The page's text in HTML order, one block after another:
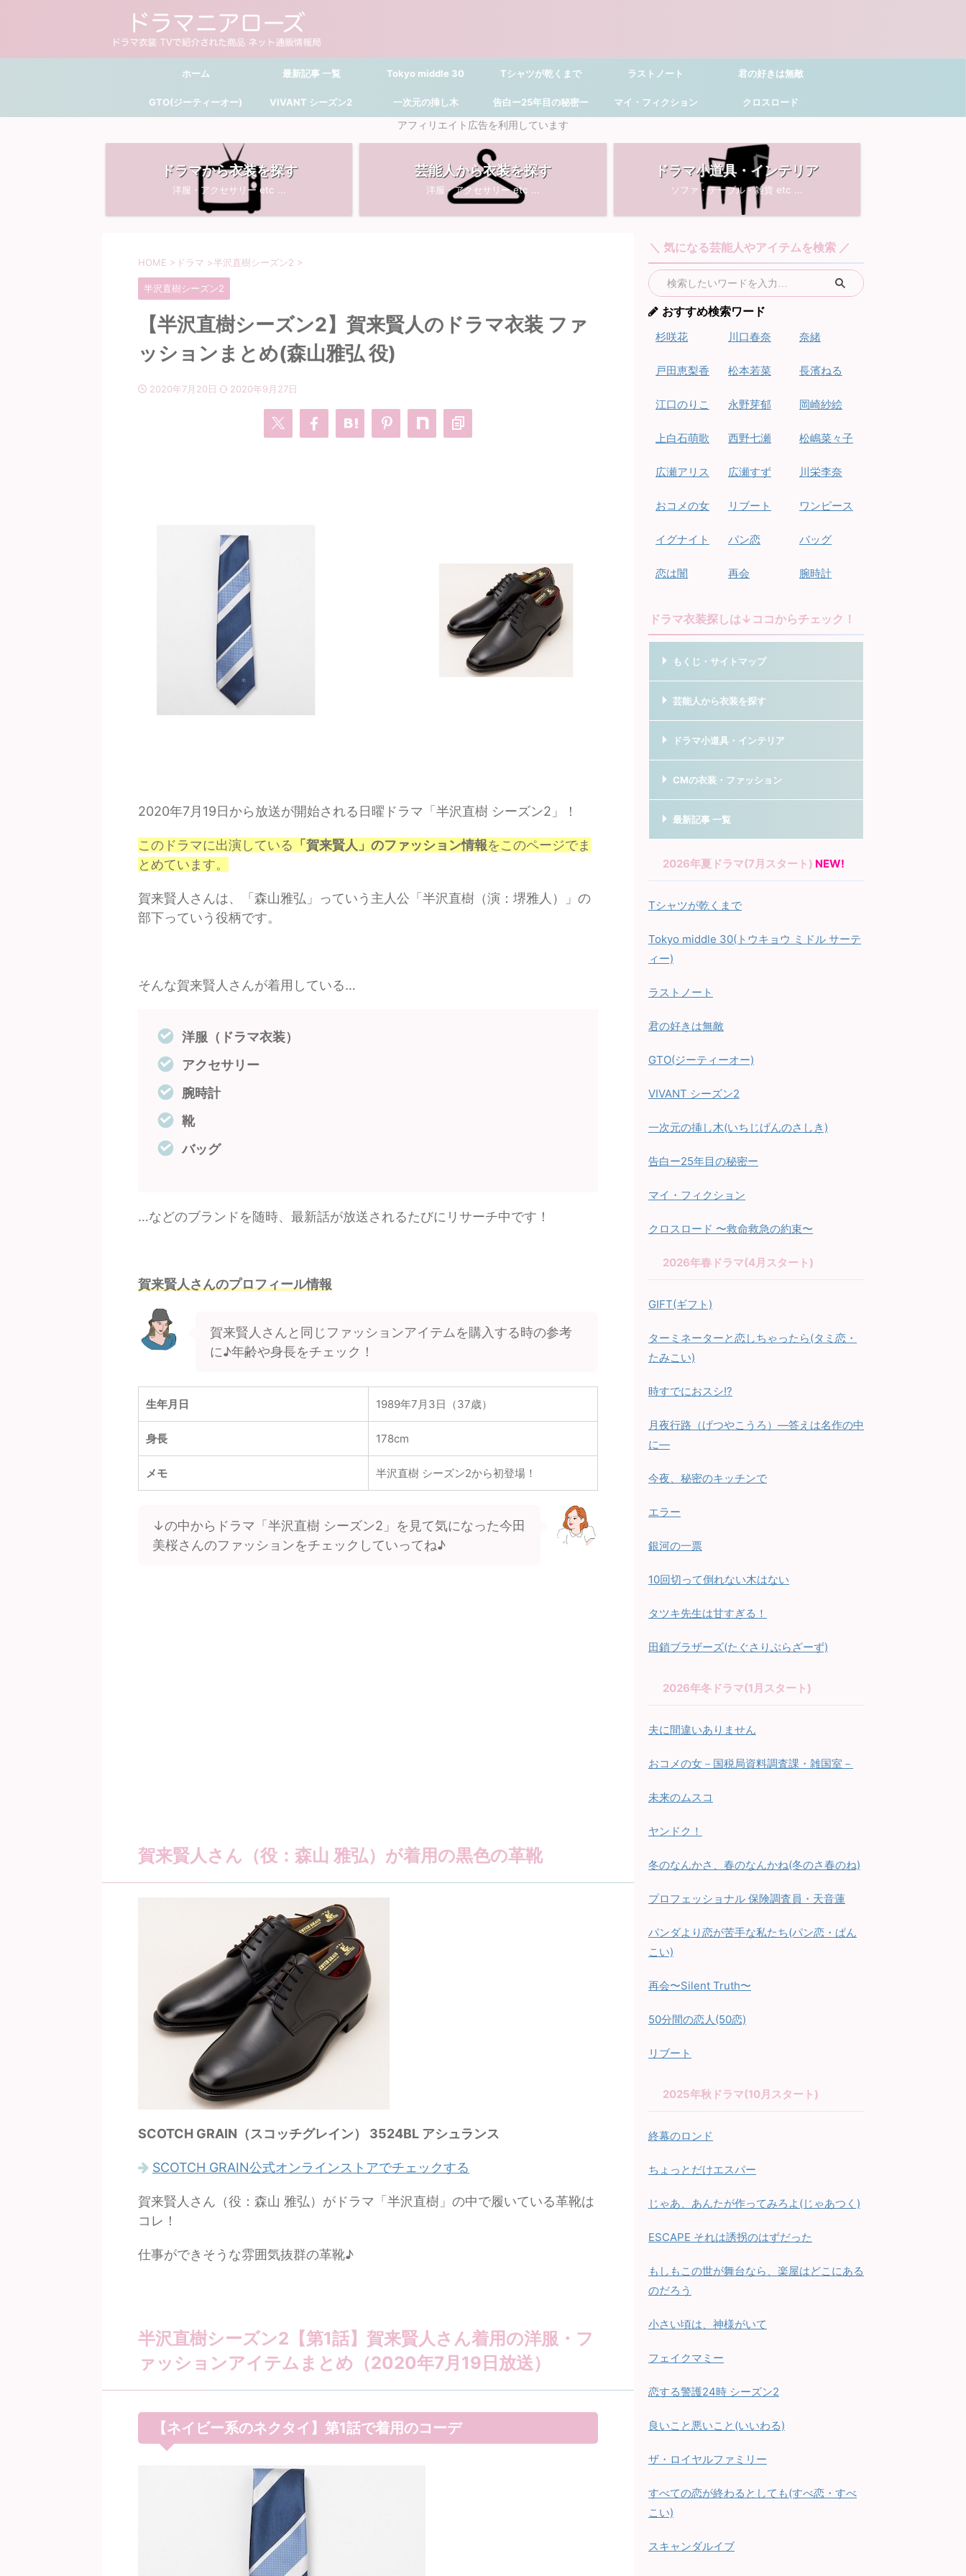
ホーム 最新記事 一覧 Tokyo middle 30 Tシャツが乾くまで ラストノート 君の好きは無敵
GTO(ジーティーオー) VIVANT シーズン2 一次元の挿し木 告白ー25年目の秘密ー マイ・フィクション
クロスロード
アフィリエイト広告を利用しています
ドラマから衣装を探す
洋服・アクセサリー etc ...
芸能人から衣装を探す
洋服・アクセサリー etc ...
ドラマ小道具・インテリア
ソファ・テーブル・雑貨 etc ...
HOME > ドラマ >半沢直樹シーズン2 >
半沢直樹シーズン2
【半沢直樹シーズン2】賀来賢人のドラマ衣装 ファ
ッションまとめ(森山雅弘 役)
2020年7月20日 2020年9月27日
2020年7月19日から放送が開始される日曜ドラマ「半沢直樹 シーズン2」！
このドラマに出演している 「賀来賢人」のファッション情報をこのページでま
とめています。
賀来賢人さんは、「森山雅弘」っていう主人公「半沢直樹（演：堺雅人）」の
部下っていう役柄です。
そんな賀来賢人さんが着用している…
洋服（ドラマ衣装）
アクセサリー
腕時計
靴
バッグ
…などのブランドを随時、最新話が放送されるたびにリサーチ中です！
賀来賢人さんのプロフィール情報
賀来賢人さんと同じファッションアイテムを購入する時の参考
に♪年齢や身長をチェック！
生年月日 1989年7月3日（37歳）
身長 178cm
メモ 半沢直樹 シーズン2から初登場！
↓の中からドラマ「半沢直樹 シーズン2」を見て気になった今田
美桜さんのファッションをチェックしていってね♪
賀来賢人さん（役：森山 雅弘）が着用の黒色の革靴
SCOTCH GRAIN（スコッチグレイン） 3524BL アシュランス
SCOTCH GRAIN公式オンラインストアでチェックする
賀来賢人さん（役：森山 雅弘）がドラマ「半沢直樹」の中で履いている革靴は
コレ！
仕事ができそうな雰囲気抜群の革靴♪
半沢直樹シーズン2【第1話】賀来賢人さん着用の洋服・フ
ァッションアイテムまとめ（2020年7月19日放送）
【ネイビー系のネクタイ】第1話で着用のコーデ
＼ 気になる芸能人やアイテムを検索 ／
おすすめ検索ワード
杉咲花
戸田恵梨香
江口のりこ
上白石萌歌
広瀬アリス
おコメの女
イグナイト
恋は闇
川口春奈
松本若菜
永野芽郁
西野七瀬
広瀬すず
リブート
パン恋
再会
奈緒
長濱ねる
岡崎紗絵
松嶋菜々子
川栄李奈
ワンピース
バッグ
腕時計
ドラマ衣装探しは↓ココからチェック！
もくじ・サイトマップ
芸能人から衣装を探す
ドラマ小道具・インテリア
CMの衣装・ファッション
最新記事 一覧
2026年夏ドラマ(7月スタート) NEW!
Tシャツが乾くまで
Tokyo middle 30(トウキョウ ミドル サーテ
ィー)
ラストノート
君の好きは無敵
GTO(ジーティーオー)
VIVANT シーズン2
一次元の挿し木(いちじげんのさしき)
告白ー25年目の秘密ー
マイ・フィクション
クロスロード 〜救命救急の約束〜
2026年春ドラマ(4月スタート)
GIFT(ギフト)
ターミネーターと恋しちゃったら(タミ恋・
たみこい)
時すでにおスシ!?
月夜行路（げつやこうろ）—答えは名作の中
に—
今夜、秘密のキッチンで
エラー
銀河の一票
10回切って倒れない木はない
タツキ先生は甘すぎる！
田鎖ブラザーズ(たぐさりぶらざーず)
2026年冬ドラマ(1月スタート)
夫に間違いありません
おコメの女－国税局資料調査課・雑国室－
未来のムスコ
ヤンドク！
冬のなんかさ、春のなんかね(冬のさ春のね)
プロフェッショナル 保険調査員・天音蓮
パンダより恋が苦手な私たち(パン恋・ぱん
こい)
再会〜Silent Truth〜
50分間の恋人(50恋)
リブート
2025年秋ドラマ(10月スタート)
終幕のロンド
ちょっとだけエスパー
じゃあ、あんたが作ってみろよ(じゃあつく)
ESCAPE それは誘拐のはずだった
もしもこの世が舞台なら、楽屋はどこにある
のだろう
小さい頃は、神様がいて
フェイクマミー
恋する警護24時 シーズン2
良いこと悪いこと(いいわる)
ザ・ロイヤルファミリー
すべての恋が終わるとしても(すべ恋・すべ
こい)
スキャンダルイブ